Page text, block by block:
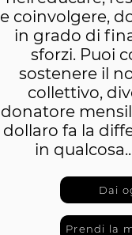
e coinvolgere,
in grado di
sforzi. Puoi
sostenere il
collettivo,
donatore
dollaro fa la
in
Dai
Prendi la